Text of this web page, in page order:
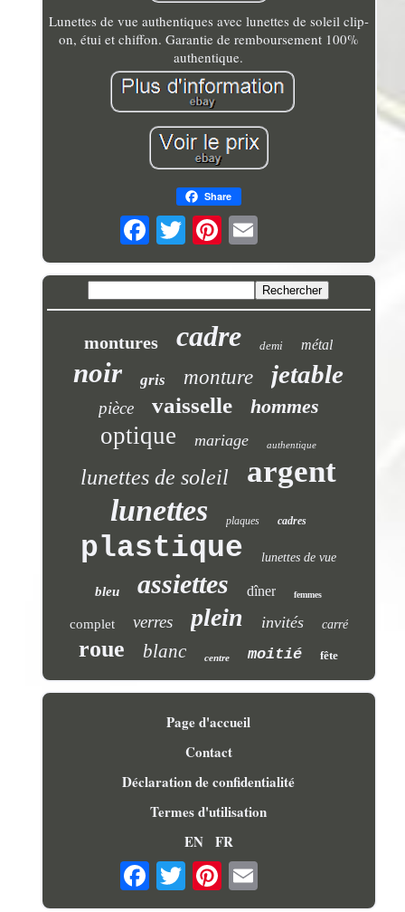
Lunettes de vue authentiques avec lunettes de soleil clip-
on, étui et chiffon. Garantie de remboursement 100%
authentique.
Share
montures cadre demi métal
noir gris monture jetable
pièce vaisselle hommes
optique mariage authentique
lunettes de soleil argent
lunettes plaques cadres
plastique lunettes de vue
bleu assiettes dîner femmes
complet verres plein invités carré
roue blanc centre moitié fête
Page d'accueil
Contact
Déclaration de confidentialité
Termes d'utilisation
EN FR